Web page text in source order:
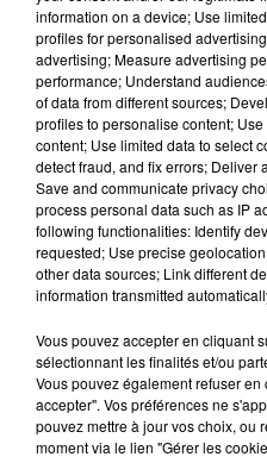
TITRES DIFFUSÉS
4h41
4h41
THE WEEKND
Save Your Tears
4h35
4h35
information on a device; Use
profiles for personalised
advertising; Measure advertising
performance; Understand
of data from different sources;
profiles to personalise content;
content; Use limited data to select
detect fraud, and fix errors; Deliver
Save and communicate privacy
process personal data such as IP
following functionalities: Identify
requested; Use precise
other data sources; Link different
information transmitted
Vous pouvez accepter en cliquant
sélectionnant les finalités et/ou
Vous pouvez également refuser
accepter". Vos préférences ne
pouvez mettre à jour vos choix, ou
moment via le lien "Gérer les